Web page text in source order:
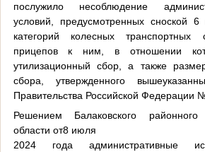
послужило несоблюдение
условий, предусмотренных сноской
категорий колесных
прицепов к ним, в отношении
утилизационный сбор, а также
сбора, утвержденного
Правительства Российской Федерации
Решением Балаковского
области от8 июля
2024 года административные